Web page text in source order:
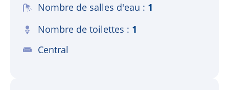
Nombre de salles d'eau
1
Nombre de toilettes
1
Central